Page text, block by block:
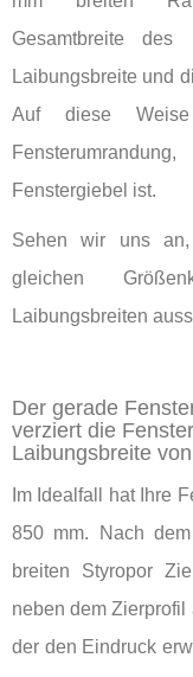
Gesamtbreite
Laibungsbreite und
Auf diese
Fenstergiebel ist.
Sehen wir uns
gleichen
Laibungsbreiten
Der gerade
verziert die
Laibungsbreite
Im Idealfall hat Ihre
850 mm. Nach
breiten Styropor
neben dem
der den Eindruck